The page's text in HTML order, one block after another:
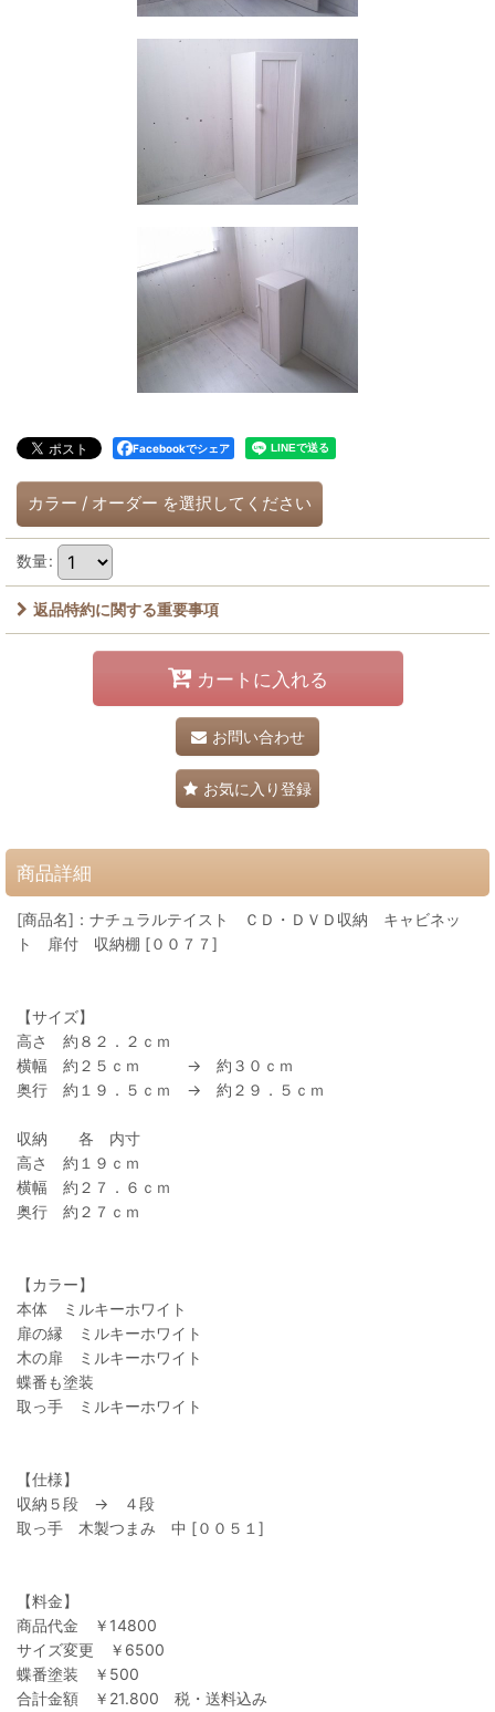
Facebookでシェア
カラー / オーダー を選択してください
数量:
返品特約に関する重要事項
カートに入れる
お問い合わせ
お気に入り登録
商品詳細
[商品名]：ナチュラルテイスト ＣＤ・ＤＶＤ収納 キャビネッ
ト 扉付 収納棚 [００７７]
【サイズ】
高さ 約８２．２ｃｍ
横幅 約２５ｃｍ → 約３０ｃｍ
奥行 約１９．５ｃｍ → 約２９．５ｃｍ
収納 各 内寸
高さ 約１９ｃｍ
横幅 約２７．６ｃｍ
奥行 約２７ｃｍ
【カラー】
本体 ミルキーホワイト
扉の縁 ミルキーホワイト
木の扉 ミルキーホワイト
蝶番も塗装
取っ手 ミルキーホワイト
【仕様】
収納５段 → ４段
取っ手 木製つまみ 中 [００５１]
【料金】
商品代金 ￥14800
サイズ変更 ￥6500
蝶番塗装 ￥500
合計金額 ￥21.800 税・送料込み